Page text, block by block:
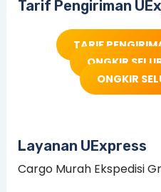
Tarif Pengiriman
TARIF
ONGKIR
ONGKIR
Layanan UExpress
Cargo Murah Ekspedisi